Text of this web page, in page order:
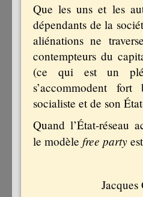
Que les uns et les
dépendants de la
aliénations ne
contempteurs du
(ce qui est un
s’accommodent
socialiste et de son
Quand l’État-réseau
le modèle free party